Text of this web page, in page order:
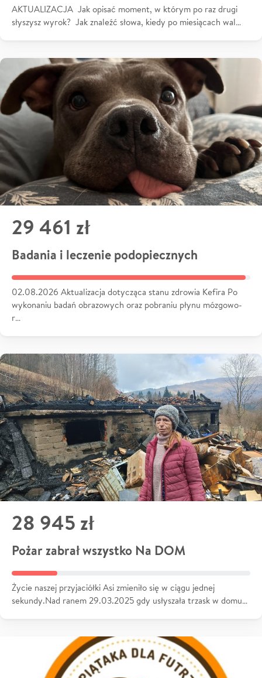
AKTUALIZACJA Jak opisać moment, w którym po raz drugi
słyszysz wyrok? Jak znaleźć słowa, kiedy po miesiącach wal…
29 461 zł
Badania i leczenie podopiecznych
02.08.2026 Aktualizacja dotycząca stanu zdrowia Kefira Po
wykonaniu badań obrazowych oraz pobraniu płynu mózgowo-
r…
28 945 zł
Pożar zabrał wszystko Na DOM
Życie naszej przyjaciółki Asi zmieniło się w ciągu jednej
sekundy.Nad ranem 29.03.2025 gdy usłyszała trzask w domu…